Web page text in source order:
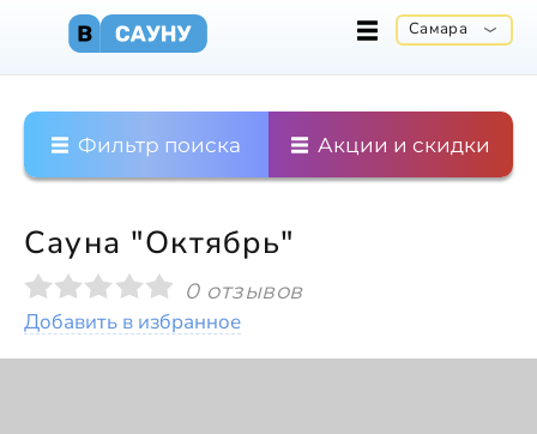
Самара
Фильтр поиска Акции и скидки
Сауна "Октябрь"
0 отзывов
Добавить в избранное